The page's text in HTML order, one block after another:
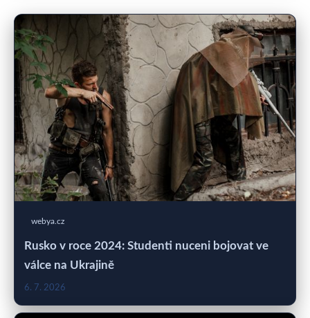
webya.cz
Rusko v roce 2024: Studenti nuceni bojovat ve
válce na Ukrajině
6. 7. 2026